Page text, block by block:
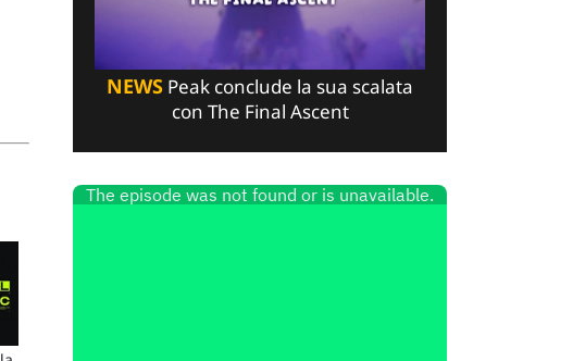
NEWS Peak conclude la sua scalata
con The Final Ascent